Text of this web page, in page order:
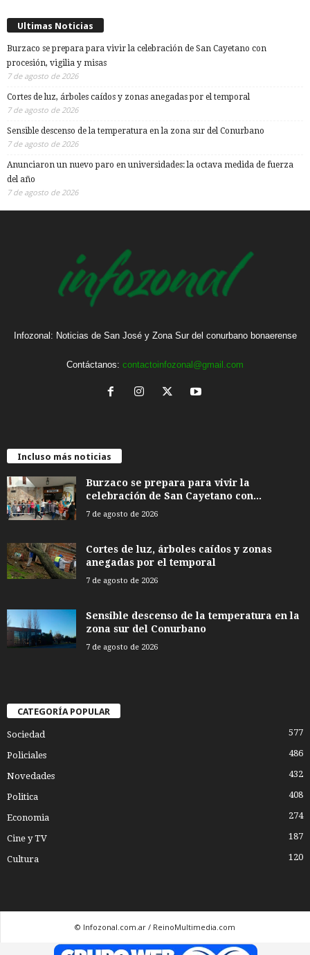
Ultimas Noticias
Burzaco se prepara para vivir la celebración de San Cayetano con
procesión, vigilia y misas
7 de agosto de 2026
Cortes de luz, árboles caídos y zonas anegadas por el temporal
7 de agosto de 2026
Sensible descenso de la temperatura en la zona sur del Conurbano
7 de agosto de 2026
Anunciaron un nuevo paro en universidades: la octava medida de fuerza
del año
7 de agosto de 2026
Infozonal: Noticias de San José y Zona Sur del conurbano bonaerense
Contáctanos: contactoinfozonal@gmail.com
Incluso más noticias
Burzaco se prepara para vivir la
celebración de San Cayetano con...
7 de agosto de 2026
Cortes de luz, árboles caídos y zonas
anegadas por el temporal
7 de agosto de 2026
Sensible descenso de la temperatura en la
zona sur del Conurbano
7 de agosto de 2026
CATEGORÍA POPULAR
Sociedad 577
Policiales 486
Novedades 432
Politica 408
Economia 274
Cine y TV 187
Cultura 120
© Infozonal.com.ar / ReinoMultimedia.com